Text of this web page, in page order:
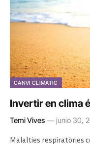
CANVI CLIMÀTIC
Invertir en clima
Temi Vives junio 30,
Malalties respiratòries